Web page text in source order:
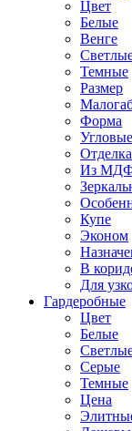
Цвет
Белые
Венге
Темные
Размер
Форма
Угловые
Из
Купе
Эконом
В
Для
Гардеробные
Цвет
Белые
Серые
Темные
Цена